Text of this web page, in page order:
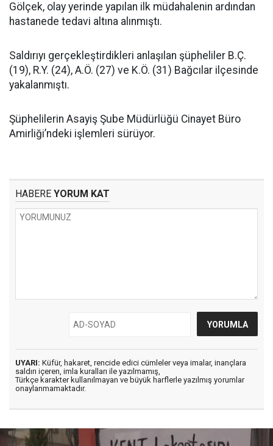
Gölçek, olay yerinde yapılan ilk müdahalenin ardından
hastanede tedavi altına alınmıştı.
Saldırıyı gerçekleştirdikleri anlaşılan şüpheliler B.Ç.
(19), R.Y. (24), A.Ö. (27) ve K.Ö. (31) Bağcılar ilçesinde
yakalanmıştı.
Şüphelilerin Asayiş Şube Müdürlüğü Cinayet Büro
Amirliği’ndeki işlemleri sürüyor.
HABERE YORUM KAT
UYARI: Küfür, hakaret, rencide edici cümleler veya imalar, inançlara
saldırı içeren, imla kuralları ile yazılmamış,
Türkçe karakter kullanılmayan ve büyük harflerle yazılmış yorumlar
onaylanmamaktadır.